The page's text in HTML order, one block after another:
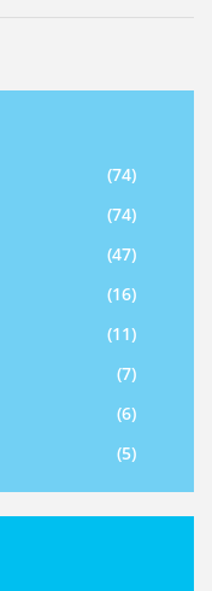
(74)
(74)
(47)
(16)
(11)
(7)
(6)
(5)